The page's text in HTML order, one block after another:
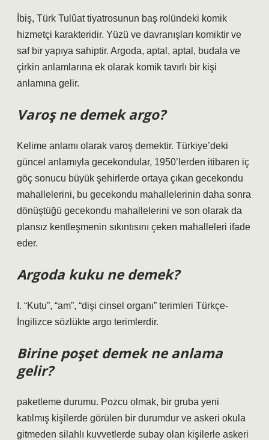
İbiş, Türk Tulûat tiyatrosunun baş rolündeki komik
hizmetçi karakteridir. Yüzü ve davranışları komiktir ve
saf bir yapıya sahiptir. Argoda, aptal, aptal, budala ve
çirkin anlamlarına ek olarak komik tavırlı bir kişi
anlamına gelir.
Varoş ne demek argo?
Kelime anlamı olarak varoş demektir. Türkiye’deki
güncel anlamıyla gecekondular, 1950’lerden itibaren iç
göç sonucu büyük şehirlerde ortaya çıkan gecekondu
mahallelerini, bu gecekondu mahallelerinin daha sonra
dönüştüğü gecekondu mahallelerini ve son olarak da
plansız kentleşmenin sıkıntısını çeken mahalleleri ifade
eder.
Argoda kuku ne demek?
I. “Kutu”, “am”, “dişi cinsel organı” terimleri Türkçe-
İngilizce sözlükte argo terimlerdir.
Birine poşet demek ne anlama
gelir?
paketleme durumu. Pozcu olmak, bir gruba yeni
katılmış kişilerde görülen bir durumdur ve askeri okula
gitmeden silahlı kuvvetlerde subay olan kişilerle askeri